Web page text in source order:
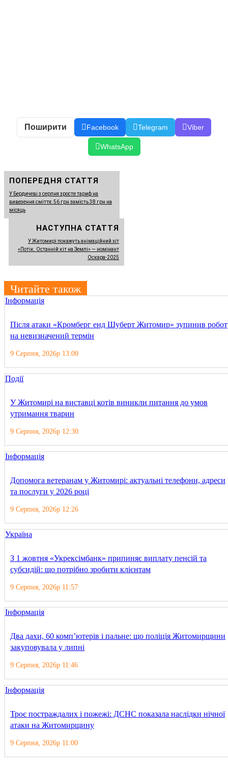
Поширити Facebook Telegram Viber
WhatsApp
ПОПЕРЕДНЯ СТАТТЯ
У Бердичеві з серпня зросте тариф на
вивезення сміття: 56 грн замість 38 грн на
місяць
НАСТУПНА СТАТТЯ
У Житомирі покажуть анімаційний хіт
«Потік. Останній кіт на Землі» — номінант
Оскара-2025
Читайте також
Інформація
Після атаки «Кромберг енд Шуберт Житомир» зупинив
на невизначений термін
9 Серпня, 2026р 13:00
Події
У Житомирі на виставці котів виникли питання до умов
утримання тварин
9 Серпня, 2026р 12:30
Інформація
Допомога ветеранам у Житомирі: актуальні телефони, адреси
та послуги у 2026 році
9 Серпня, 2026р 12:26
Україна
З 1 жовтня «Укрексімбанк» припиняє виплату пенсій та
субсидій: що потрібно зробити клієнтам
9 Серпня, 2026р 11:57
Інформація
Два дахи, 60 комп’ютерів і пальне: що поліція Житомирщини
закуповувала у липні
9 Серпня, 2026р 11:46
Інформація
Троє постраждалих і пожежі: ДСНС показала наслідки нічної
атаки на Житомирщину
9 Серпня, 2026р 11:00